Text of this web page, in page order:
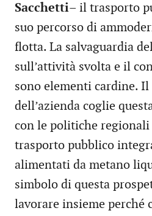
Sacchetti– il trasporto
suo percorso di
flotta. La salvaguardia
sull’attività svolta e il
sono elementi cardine.
dell’azienda coglie
con le politiche
trasporto pubblico
alimentati da metano
simbolo di questa
lavorare insieme perché